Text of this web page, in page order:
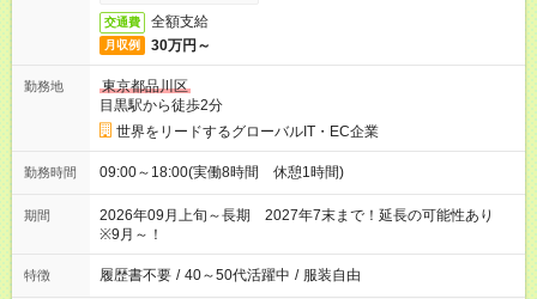
交通費 全額支給
月収例 30万円～
勤務地
東京都品川区
目黒駅から徒歩2分
世界をリードするグローバルIT・EC企業
勤務時間 09:00～18:00(実働8時間 休憩1時間)
期間
2026年09月上旬～長期 2027年7末まで！延長の可能性あり
※9月～！
特徴 履歴書不要 / 40～50代活躍中 / 服装自由